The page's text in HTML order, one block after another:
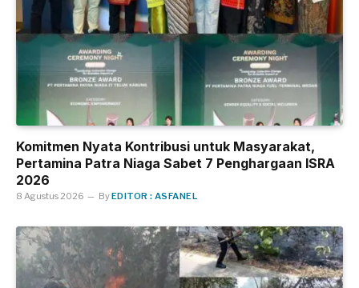
Komitmen Nyata Kontribusi untuk Masyarakat,
Pertamina Patra Niaga Sabet 7 Penghargaan ISRA
2026
8 Agustus 2026 ByEDITOR : ASFANEL